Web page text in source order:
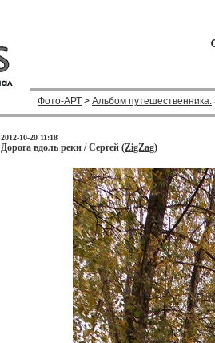
Фото-АРТ > Альбом путешественника.
2012-10-20 11:18
Дорога вдоль реки / Сергей (ZigZag)